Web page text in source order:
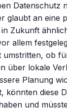
Datenschutz
glaubt an eine
Zukunft
allem
ob
über lokale
Planung
könnten diese
und